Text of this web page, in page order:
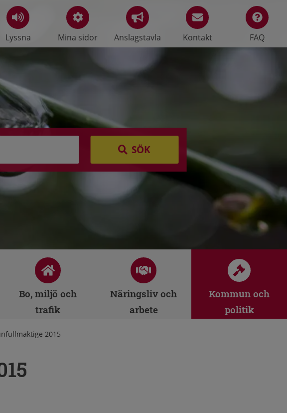
Lyssna Mina sidor Anslagstavla Kontakt FAQ
SÖK
Bo, miljö och
trafik
Näringsliv och
arbete
Kommun och
politik
2015